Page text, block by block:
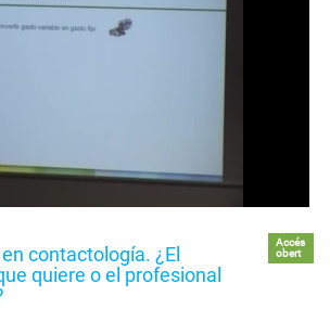
contactología. ¿El
quiere o el profesional
Accés
obert